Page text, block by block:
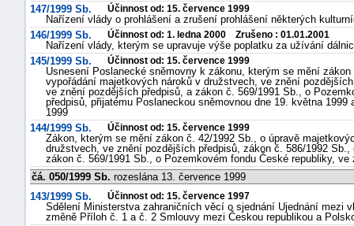
147/1999 Sb.
Účinnost od: 15. července 1999
Nařízení vlády o prohlášení a zrušení prohlášení některých
146/1999 Sb.
Účinnost od: 1. ledna 2000 Zrušeno : 01.01.2001
Nařízení vlády, kterým se upravuje výše poplatku za užívání
145/1999 Sb.
Účinnost od: 15. července 1999
Usnesení Poslanecké sněmovny k zákonu, kterým se mění
vypořádání majetkových nároků v družstvech, ve znění
ve znění pozdějších předpisů, a zákon č. 569/1991 Sb., o
předpisů, přijatému Poslaneckou sněmovnou dne 19. května
1999
144/1999 Sb.
Účinnost od: 15. července 1999
Zákon, kterým se mění zákon č. 42/1992 Sb., o úpravě
družstvech, ve znění pozdějších předpisů, zákon č. 586/1992
zákon č. 569/1991 Sb., o Pozemkovém fondu České republiky,
čá. 050/1999 Sb. rozeslána 13. července 1999
143/1999 Sb.
Účinnost od: 15. července 1997
Sdělení Ministerstva zahraničních věcí o sjednání Ujednání mezi
změně Příloh č. 1 a č. 2 Smlouvy mezi Českou republikou a